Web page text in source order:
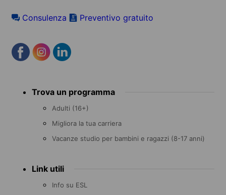
Consulenza Preventivo gratuito
menuTrova un programma
Adulti (16+)
Migliora la tua carriera
Vacanze studio per bambini e ragazzi (8-17 anni)
Link utili
Info su ESL